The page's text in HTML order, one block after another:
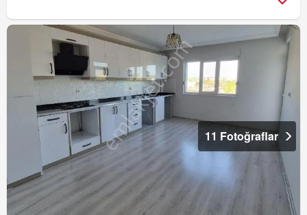
11 Fotoğraflar